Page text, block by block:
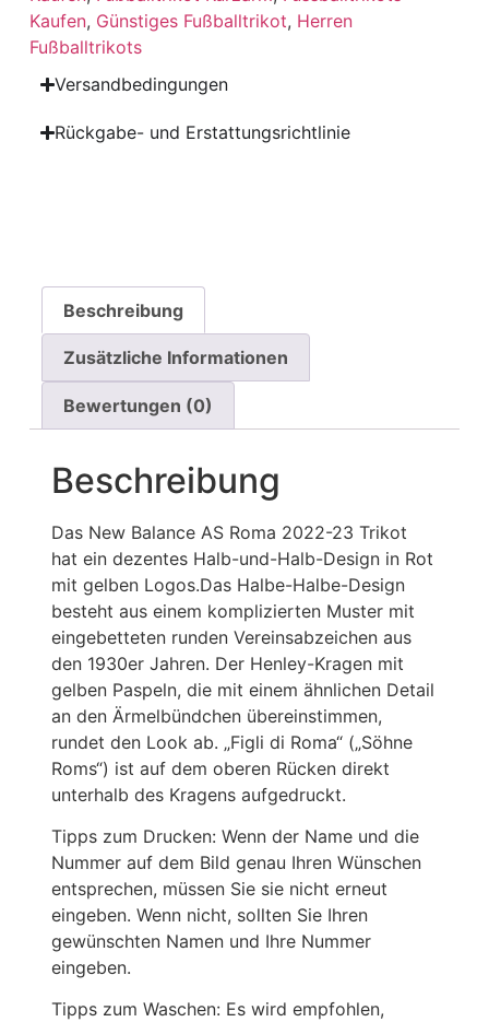
Kaufen, Günstiges Fußballtrikot, Herren
Fußballtrikots
Versandbedingungen
Rückgabe- und Erstattungsrichtlinie
Beschreibung
Zusätzliche Informationen
Bewertungen (0)
Beschreibung
Das New Balance AS Roma 2022-23 Trikot
hat ein dezentes Halb-und-Halb-Design in Rot
mit gelben Logos.Das Halbe-Halbe-Design
besteht aus einem komplizierten Muster mit
eingebetteten runden Vereinsabzeichen aus
den 1930er Jahren. Der Henley-Kragen mit
gelben Paspeln, die mit einem ähnlichen Detail
an den Ärmelbündchen übereinstimmen,
rundet den Look ab. „Figli di Roma“ („Söhne
Roms“) ist auf dem oberen Rücken direkt
unterhalb des Kragens aufgedruckt.
Tipps zum Drucken: Wenn der Name und die
Nummer auf dem Bild genau Ihren Wünschen
entsprechen, müssen Sie sie nicht erneut
eingeben. Wenn nicht, sollten Sie Ihren
gewünschten Namen und Ihre Nummer
eingeben.
Tipps zum Waschen: Es wird empfohlen,